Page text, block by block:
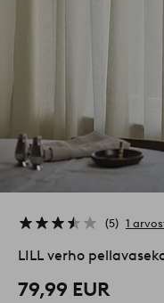
5 1
LILL verho
79,99 EUR